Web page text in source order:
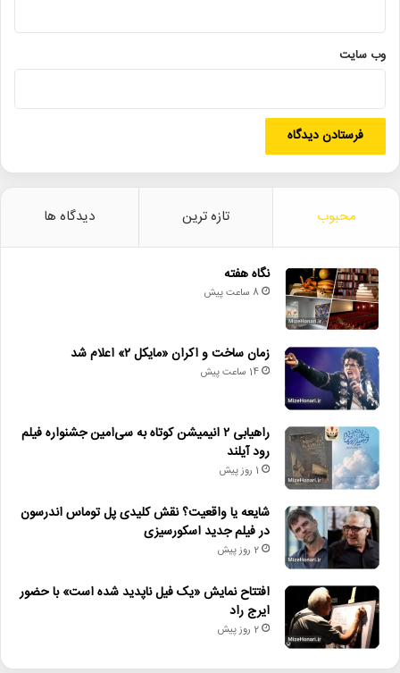
• جزئیات اکران مستند «ماسک» منتشر شد
جشنواره بین‌المللی فیلم ۱۰۰
حوزه هنری
فراخوان
وب‌ سایت
محبوب تازه ترین دیدگاه ها
نگاه هفته
8 ساعت پیش
زمان ساخت و اکران «مایکل ۲» اعلام شد
14 ساعت پیش
راهیابی ۲ انیمیشن کوتاه به سی‌امین جشنواره فیلم
رود آیلند
1 روز پیش
شایعه یا واقعیت؟ نقش کلیدی پل توماس اندرسون
در فیلم جدید اسکورسیزی
2 روز پیش
افتتاح نمایش «یک فیل ناپدید شده است» با حضور
ایرج راد
2 روز پیش